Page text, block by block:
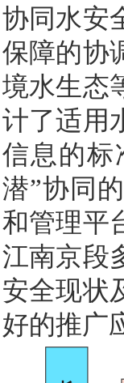
协同水安
保障的协
境水生态
计了适用
信息的标
潜”协同
和管理平
江南京段
安全现状
好的推广